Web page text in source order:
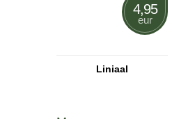
Liniaal
4,95
eur